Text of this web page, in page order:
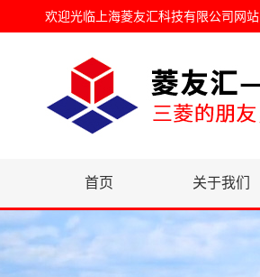
欢迎光临 上海菱友汇科技有限公司网站
首页 关于我们